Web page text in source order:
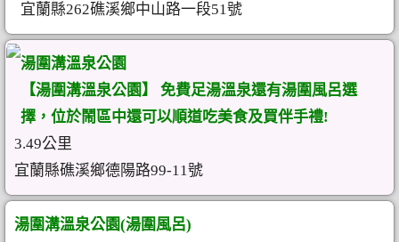
宜蘭縣262礁溪鄉中山路一段51號
湯圍溝溫泉公園
【湯圍溝溫泉公園】 免費足湯溫泉還有湯圍風呂選
擇，位於鬧區中還可以順道吃美食及買伴手禮!
3.49公里
宜蘭縣礁溪鄉德陽路99-11號
湯圍溝溫泉公園(湯圍風呂)